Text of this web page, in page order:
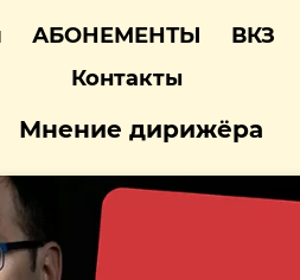
АБОНЕМЕНТЫ ВКЗ
Контакты
Мнение дирижёра